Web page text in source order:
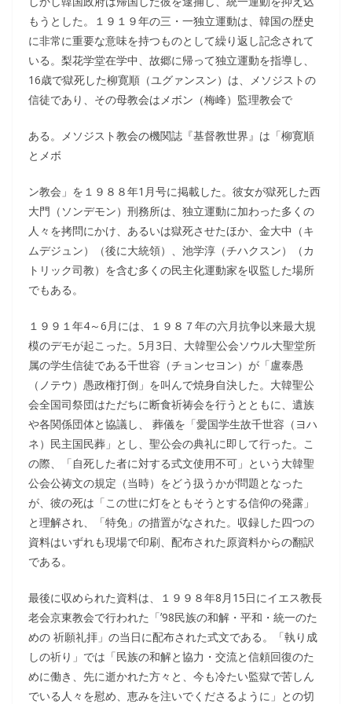
もうとした。１９１９年の三・一独立運動は、韓国の歴史
に非常に重要な意味を持つものとして繰り返し記念されて
いる。梨花学堂在学中、故郷に帰って独立運動を指導し、
16歳で獄死した柳寛順（ユグァンスン）は、メソジストの
信徒であり、その母教会はメボン（梅峰）監理教会で
ある。メソジスト教会の機関誌『基督教世界』は「柳寛順
とメボ
ン教会」を１９８８年1月号に掲載した。彼女が獄死した西
大門（ソンデモン）刑務所は、独立運動に加わった多くの
人々を拷問にかけ、あるいは獄死させたほか、金大中（キ
ムデジュン）（後に大統領）、池学淳（チハクスン）（カ
トリック司教）を含む多くの民主化運動家を収監した場所
でもある。
１９９１年4～6月には、１９８７年の六月抗争以来最大規
模のデモが起こった。5月3日、大韓聖公会ソウル大聖堂所
属の学生信徒である千世容（チョンセヨン）が「盧泰愚
（ノテウ）愚政権打倒」を叫んで焼身自決した。大韓聖公
会全国司祭団はただちに断食祈祷会を行うとともに、遺族
や各関係団体と協議し、 葬儀を「愛国学生故千世容（ヨハ
ネ）民主国民葬」とし、聖公会の典礼に即して行った。こ
の際、「自死した者に対する式文使用不可」という大韓聖
公会公祷文の規定（当時）をどう扱うかが問題となった
が、彼の死は「この世に灯をともそうとする信仰の発露」
と理解され、「特免」の措置がなされた。収録した四つの
資料はいずれも現場で印刷、配布された原資料からの翻訳
である。
最後に収められた資料は、１９９８年8月15日にイエス教長
老会京東教会で行われた「ʼ98民族の和解・平和・統一のた
めの 祈願礼拝」の当日に配布された式文である。「執り成
しの祈り」では「民族の和解と協力・交流と信頼回復のた
めに働き、先に逝かれた方々と、今も冷たい監獄で苦しん
でいる人々を慰め、恵みを注いでくださるように」との切